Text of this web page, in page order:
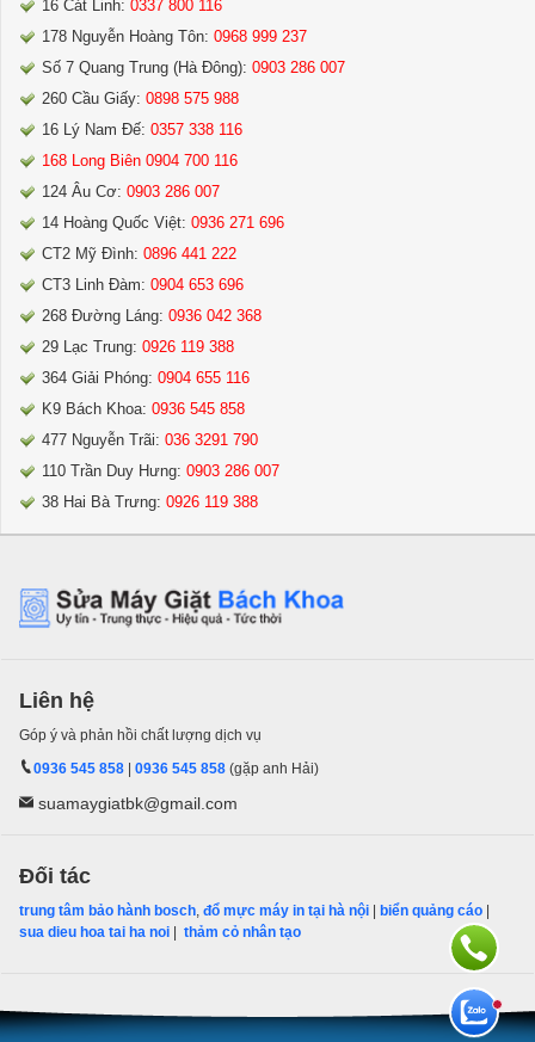
16 Cát Linh: 0337 800 116
178 Nguyễn Hoàng Tôn: 0968 999 237
Số 7 Quang Trung (Hà Đông): 0903 286 007
260 Cầu Giấy: 0898 575 988
16 Lý Nam Đế: 0357 338 116
168 Long Biên 0904 700 116
124 Âu Cơ: 0903 286 007
14 Hoàng Quốc Việt: 0936 271 696
CT2 Mỹ Đình: 0896 441 222
CT3 Linh Đàm: 0904 653 696
268 Đường Láng: 0936 042 368
29 Lạc Trung: 0926 119 388
364 Giải Phóng: 0904 655 116
K9 Bách Khoa: 0936 545 858
477 Nguyễn Trãi: 036 3291 790
110 Trần Duy Hưng: 0903 286 007
38 Hai Bà Trưng: 0926 119 388
Liên hệ
Góp ý và phản hồi chất lượng dịch vụ
0936 545 858
0936 545 858 (gặp anh Hải)
suamaygiatbk@gmail.com
Đối tác
trung tâm bảo hành bosch, đổ mực máy in tại hà nội biển quảng cáo
sua dieu hoa tai ha noi
thảm cỏ nhân tạo